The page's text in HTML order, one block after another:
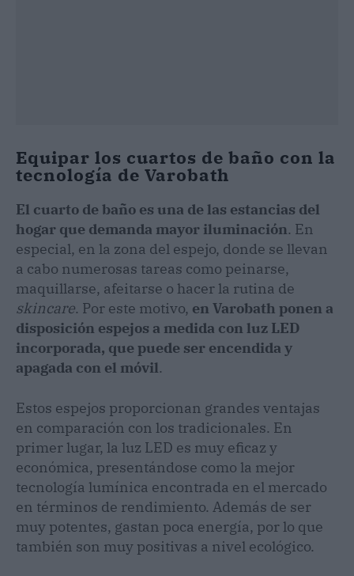
Equipar los cuartos de baño con la
tecnología de Varobath
El cuarto de baño es una de las estancias del
hogar que demanda mayor iluminación. En
especial, en la zona del espejo, donde se llevan
a cabo numerosas tareas como peinarse,
maquillarse, afeitarse o hacer la rutina de
skincare. Por este motivo, en Varobath ponen a
disposición espejos a medida con luz LED
incorporada, que puede ser encendida y
apagada con el móvil.
Estos espejos proporcionan grandes ventajas
en comparación con los tradicionales. En
primer lugar, la luz LED es muy eficaz y
económica, presentándose como la mejor
tecnología lumínica encontrada en el mercado
en términos de rendimiento. Además de ser
muy potentes, gastan poca energía, por lo que
también son muy positivas a nivel ecológico.